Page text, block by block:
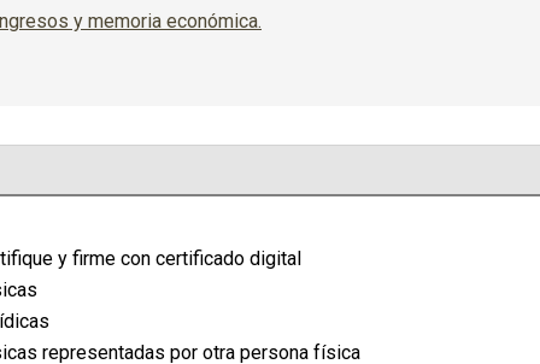
y memoria económica.
y firme con certificado digital
representadas por otra persona física